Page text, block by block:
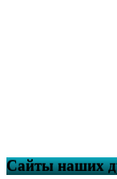
Сайты наших